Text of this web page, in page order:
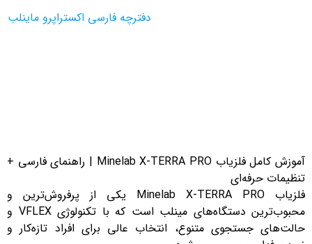
دفترچه فارسی اکستراپرو ماینلب
آموزش کامل فلزیاب Minelab X-TERRA PRO | راهنمای فارسی +
تنظیمات حرفه‌ای
فلزیاب Minelab X-TERRA PRO یکی از پرفروش‌ترین و
محبوب‌ترین دستگاه‌های مینلب است که با تکنولوژی VFLEX و
حالت‌های جستجوی متنوع، انتخاب عالی برای افراد تازه‌کار و